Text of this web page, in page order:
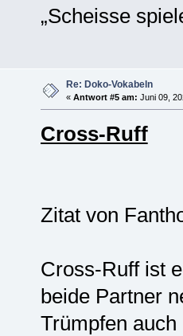
„Scheisse
Re: Doko-Vokabeln
« Antwort #5 am: Juni 09,
Cross-Ruff
Zitat von
Cross-Ruff ist
beide Partner
Trümpfen